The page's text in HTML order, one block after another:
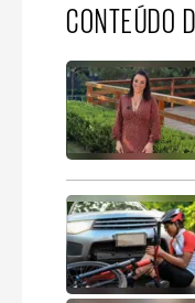
CONTEÚDO